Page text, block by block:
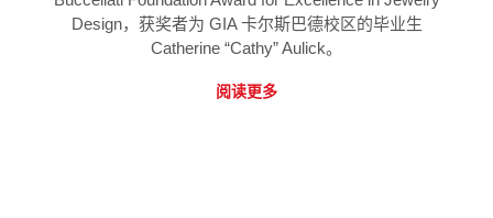
Design，获奖者为 GIA 卡尔斯巴德校区的毕业生
Catherine “Cathy” Aulick。
阅读更多